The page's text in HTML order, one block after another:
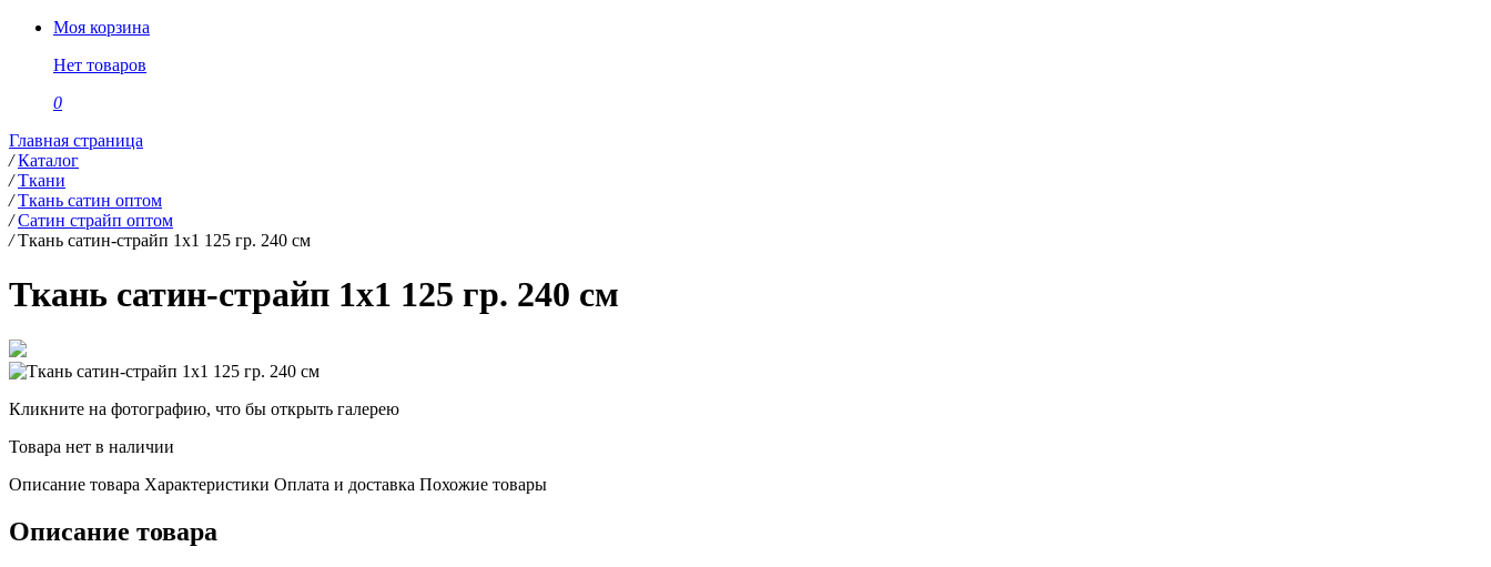
Моя корзина
Нет товаров
0
Главная страница
/ Каталог
/ Ткани
/ Ткань сатин оптом
/ Сатин страйп оптом
/ Ткань сатин-страйп 1х1 125 гр. 240 см
Ткань сатин-страйп 1х1 125 гр. 240 см
Кликните на фотографию, что бы открыть галерею
Товара нет в наличии
Описание товара Характеристики Оплата и доставка Похожие товары
Описание товара